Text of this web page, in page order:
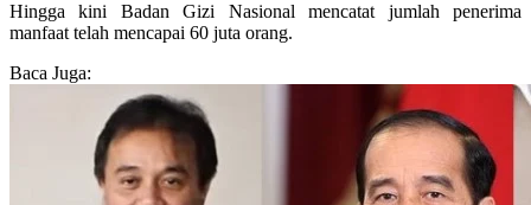
Hingga kini Badan Gizi Nasional mencatat jumlah penerima
manfaat telah mencapai 60 juta orang.
Baca Juga: